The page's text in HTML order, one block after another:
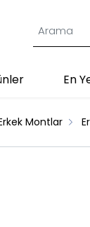
En
Montlar